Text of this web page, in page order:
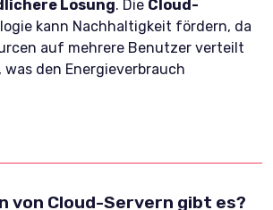
Lösung. Die Cloud-
kann Nachhaltigkeit fördern, da
auf mehrere Benutzer verteilt
den Energieverbrauch
von Cloud-Servern gibt es?